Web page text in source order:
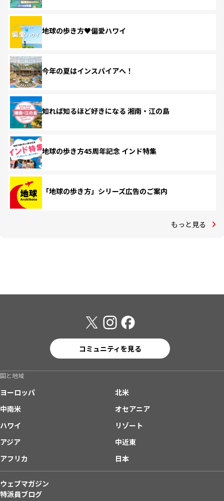
地球の歩き方♥偏愛ハワイ
今年の夏はインスパイアへ！
知れば知るほど好きになる 湘南・江の島
地球の歩き方45周年記念 インド特集
「地球の歩き方」シリーズ広告のご案内
もっと見る
コミュニティを見る
国と地域
ヨーロッパ
北米
中南米
オセアニア
ハワイ
リゾート
アジア
中近東
アフリカ
日本
ウェブマガジン
特派員ブログ